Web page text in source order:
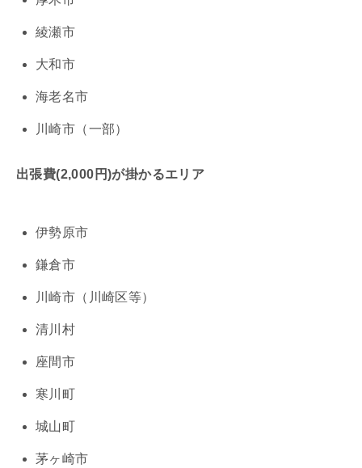
綾瀬市
大和市
海老名市
川崎市（一部）
出張費(2,000円)が掛かるエリア
伊勢原市
鎌倉市
川崎市（川崎区等）
清川村
座間市
寒川町
城山町
茅ヶ崎市